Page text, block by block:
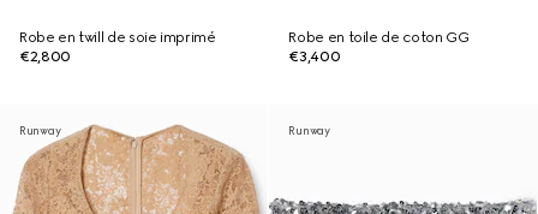
Robe en twill de soie imprimé
€2,800
Robe en toile de coton GG
€3,400
Runway Runway